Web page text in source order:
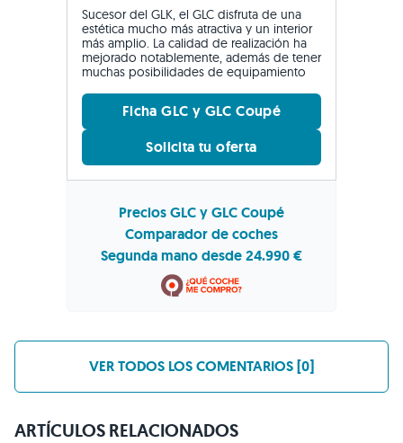
Sucesor del GLK, el GLC disfruta de una
estética mucho más atractiva y un interior
más amplio. La calidad de realización ha
mejorado notablemente, además de tener
muchas posibilidades de equipamiento
Ficha GLC y GLC Coupé
Solicita tu oferta
Precios GLC y GLC Coupé
Comparador de coches
Segunda mano desde 24.990 €
VER TODOS LOS COMENTARIOS [0]
ARTÍCULOS RELACIONADOS